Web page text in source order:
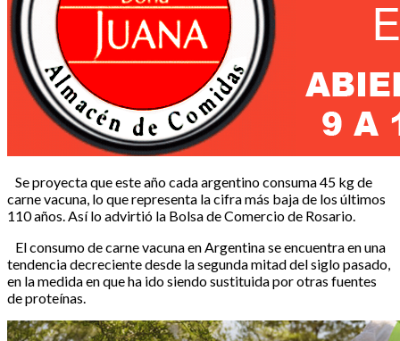
Se proyecta que este año cada argentino consuma 45 kg de
carne vacuna, lo que representa la cifra más baja de los últimos
110 años. Así lo advirtió la Bolsa de Comercio de Rosario.
El consumo de carne vacuna en Argentina se encuentra en una
tendencia decreciente desde la segunda mitad del siglo pasado,
en la medida en que ha ido siendo sustituida por otras fuentes
de proteínas.